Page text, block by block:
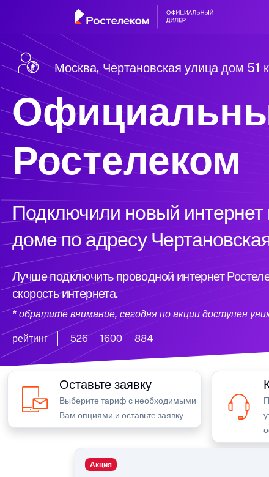
Москва, Чертановская улица дом 51
Ростелеком
Подключили новый интернет
доме по адресу
Лучше подключить проводной интернет
скорость интернета.
* обратите внимание, сегодня по акции доступен
рейтинг 526 1600 884
Оставьте заявку
Выберите тариф с необходимыми
Вам опциями и оставьте заявку
Акция